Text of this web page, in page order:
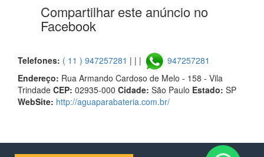
Compartilhar este anúncio no
Facebook
Telefones: ( 11 ) 947257281 | | |
947257281
Endereço: Rua Armando Cardoso de Melo - 158 - Vila
Trindade CEP: 02935-000 Cidade: São Paulo Estado: SP
WebSite: http://aguaparabateria.com.br/